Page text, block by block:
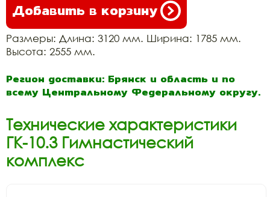
Добавить в корзину
Размеры: Длина: 3120 мм. Ширина: 1785 мм.
Высота: 2555 мм.
Регион доставки: Брянск и область и по
всему Центральному Федеральному округу.
Технические характеристики
ГК-10.3 Гимнастический
комплекс